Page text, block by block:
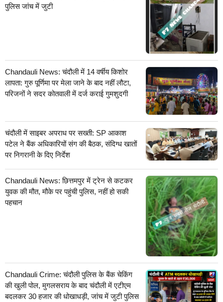
पुलिस जांच में जुटी
Chandauli News: चंदौली में 14 वर्षीय किशोर
लापता: गुरु पूर्णिमा पर मेला जाने के बाद नहीं लौटा,
परिजनों ने सदर कोतवाली में दर्ज कराई गुमशुदगी
चंदौली में साइबर अपराध पर सख्ती: SP आकाश
पटेल ने बैंक अधिकारियों संग की बैठक, संदिग्ध खातों
पर निगरानी के दिए निर्देश
Chandauli News: छित्तमपुर में ट्रेन से कटकर
युवक की मौत, मौके पर पहुंची पुलिस, नहीं हो सकी
पहचान
Chandauli Crime: चंदौली पुलिस के बैंक चेकिंग
की खुली पोल, मुगलसराय के बाद चंदौली में एटीएम
बदलकर 30 हजार की धोखाधड़ी, जांच में जुटी पुलिस